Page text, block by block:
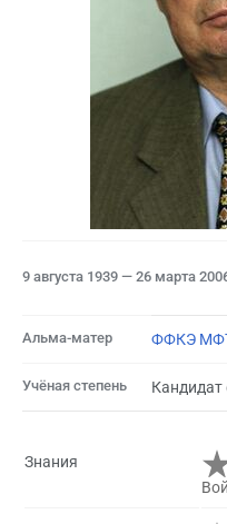
9 августа 1939 — 26 марта
Альма-матер ФФКЭ
Учёная степень Кандидат
Знания